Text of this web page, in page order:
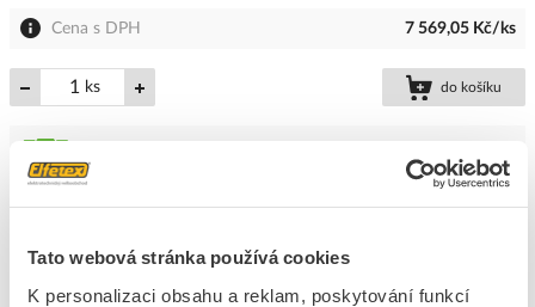
Tato webová stránka používá cookies
K personalizaci obsahu a reklam, poskytování funkcí
Cena s DPH 7 569,05 Kč/ks
ks do košíku
5dní
NG TOOL Upínka NV 1932-105 pro vrtací korunky